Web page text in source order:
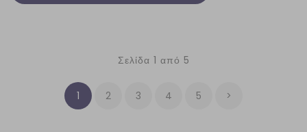
Σελίδα 1 από 5
1 2 3 4 5 >